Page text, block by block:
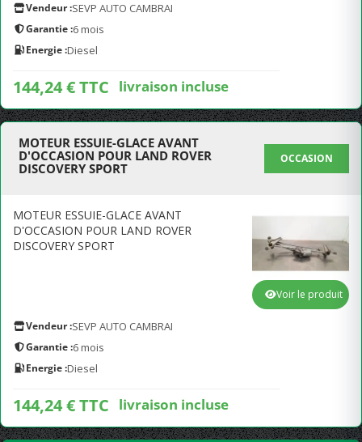
Vendeur :SEVP AUTO CAMBRAI
Garantie :6 mois
Energie :Diesel
144,24 € TTC livraison incluse
MOTEUR ESSUIE-GLACE AVANT
D'OCCASION POUR LAND ROVER
DISCOVERY SPORT
OCCASION
MOTEUR ESSUIE-GLACE AVANT
D'OCCASION POUR LAND ROVER
DISCOVERY SPORT
Vendeur :SEVP AUTO CAMBRAI
Garantie :6 mois
Energie :Diesel
144,24 € TTC livraison incluse
Voir le produit